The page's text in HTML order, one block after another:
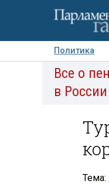
Политика
Авторы
Все о
в России
Тема: